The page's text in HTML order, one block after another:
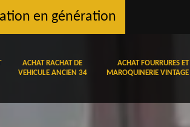
en génération
ACHAT RACHAT DE
VEHICULE ANCIEN 34
ACHAT FOURRURES ET
MAROQUINERIE